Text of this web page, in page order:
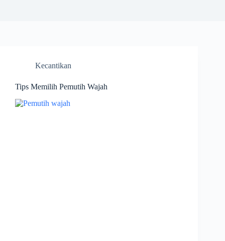
Kecantikan
Tips Memilih Pemutih Wajah